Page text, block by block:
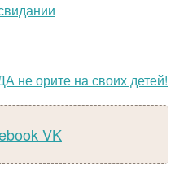
не орите на своих детей!
VK